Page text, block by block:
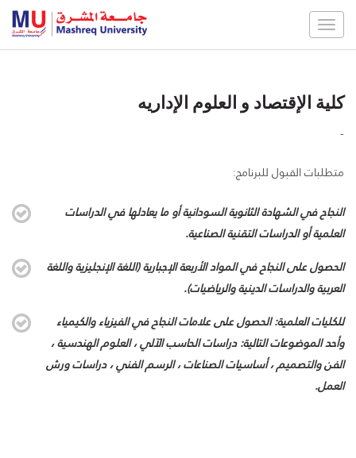
Toggle
navigation
كلية الإقتصاد و العلوم الإداريه
-
متطلبات القبول للبرنامج:
النجاح في الشهادة الثانوية السودانية أو ما يعادلها في الدراسات
العلمية أو الدراسات التقنية الصناعية.
الحصول على النجاح في المواد الأربعة الإجبارية (اللغة الإنجليزية واللغة
العربية والدراسات الدينية والرياضيات).
للكليات العلمية: الحصول على علامات النجاح في الفيزياء والكيمياء
وأحد الموضوعات التالية: دراسات الحاسب الآلي ، العلوم الهندسية ،
الفن والتصميم ، أساسيات الصناعات ، الرسم الفني ، دراسات ورش
العمل.